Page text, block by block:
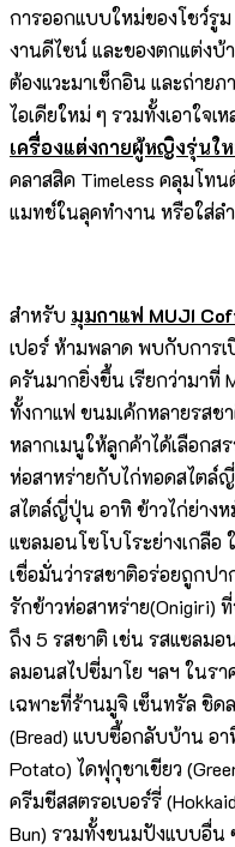
การออกแบบใหม่ของโชว์รู
งานดีไซน์ และของตกแต่งบ้
ต้องแวะมาเช็กอิน และถ่าย
ไอเดียใหม่ ๆ รวมทั้งเอาใจ
เครื่องแต่งกายผู้หญิงรุ่นใ
คลาสสิค Timeless คลุมโท
แมทช์ในลุคทำงาน หรือใส่ล
สำหรับ มุมกาแฟ MUJI
เปอร์ ห้ามพลาด พบกับการ
ครันมากยิ่งขึ้น เรียกว่ามาที่
ทั้งกาแฟ ขนมเค้กหลายรสช
หลากเมนูให้ลูกค้าได้เลือกส
ห่อสาหร่ายกับไก่ทอดสไตล์
สไตล์ญี่ปุ่น อาทิ ข้าวไก่ย่าง
แซลมอนโซโบโระย่างเกลือ
เชื่อมั่นว่ารสชาติอร่อยถูกป
รักข้าวห่อสาหร่าย(Onigiri)
ถึง 5 รสชาติ เช่น รสแซลมอ
ลมอนสไปซี่มาโย ฯลฯ ในรา
เฉพาะที่ร้านมูจิ เซ็นทรัล ชิ
(Bread) แบบซื้อกลับบ้าน อ
Potato) ไดฟุกุชาเขียว
ครีมชีสสตรอเบอร์รี่
Bun) รวมทั้งขนมปังแบบอื่น